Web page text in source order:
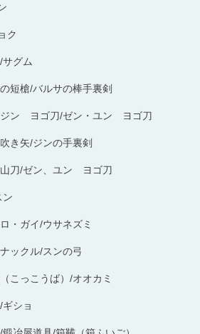
ク
グム
短槍/バルサの棒手裏剣
ジン ヨゴ刀/ゼン・ユン ヨゴ刀
き矢/ジンの手裏剣
刀/ゼン、ユン ヨゴ刀
ン
・ガイ/ウサネズミ
ックル/スンの弓
こっこうば）/オオカミ
ショ